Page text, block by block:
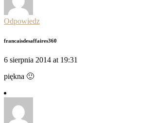
Odpowiedz
francaisdesaffaires360
6 sierpnia 2014 at 19:31
piękna 🙂